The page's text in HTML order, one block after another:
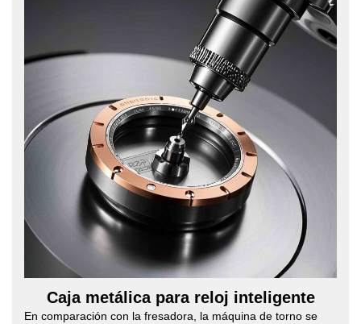
Caja metálica para reloj inteligente
En comparación con la fresadora, la máquina de torno se